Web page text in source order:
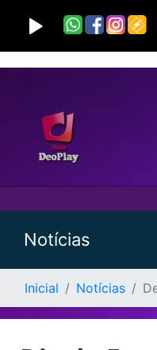
Notícias
Inicial Notícias